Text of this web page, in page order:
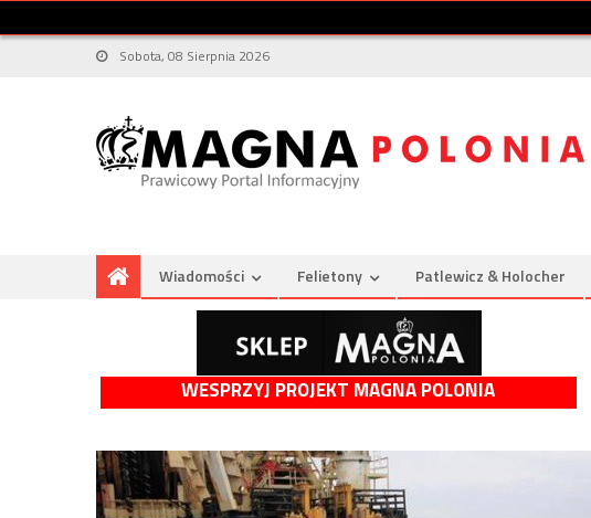
Sobota, 08 Sierpnia 2026
Wiadomości Felietony Patlewicz & Holocher
WESPRZYJ PROJEKT MAGNA POLONIA